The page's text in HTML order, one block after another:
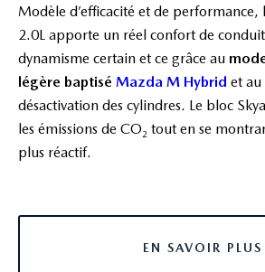
Modèle d’efficacité et de performance,
2.0L apporte un réel confort de
dynamisme certain et ce grâce au
légère baptisé Mazda M Hybrid et au
désactivation des cylindres. Le bloc
les émissions de CO2 tout en se
plus réactif.
EN SAVOIR PLUS